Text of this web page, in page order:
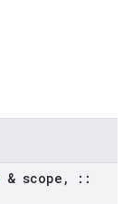
& scope ,
::